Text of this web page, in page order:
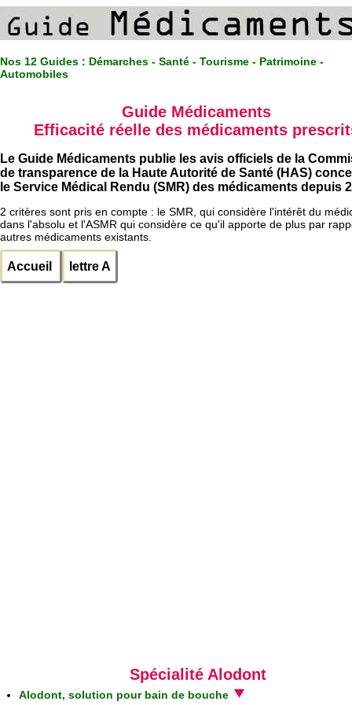
Nos 12 Guides : Démarches - Santé - Tourisme - Patrimoine -
Automobiles
Guide Médicaments
Efficacité réelle des médicaments
Le Guide Médicaments publie les avis officiels de la
de transparence de la Haute Autorité de Santé (HAS)
le Service Médical Rendu (SMR) des médicaments depuis
2 critères sont pris en compte : le SMR, qui considère l'intérêt du
dans l'absolu et l'ASMR qui considère ce qu'il apporte de plus par
autres médicaments existants.
Accueil lettre A
Spécialité Alodont
Alodont, solution pour bain de bouche